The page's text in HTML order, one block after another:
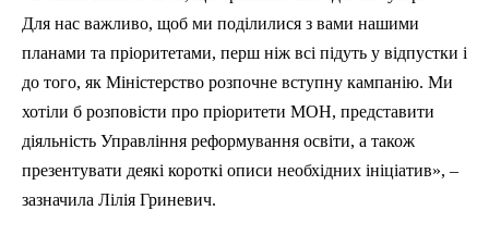
Для нас важливо, щоб ми поділилися з вами нашими
планами та пріоритетами, перш ніж всі підуть у відпустки і
до того, як Міністерство розпочне вступну кампанію. Ми
хотіли б розповісти про пріоритети МОН, представити
діяльність Управління реформування освіти, а також
презентувати деякі короткі описи необхідних ініціатив», –
зазначила Лілія Гриневич.